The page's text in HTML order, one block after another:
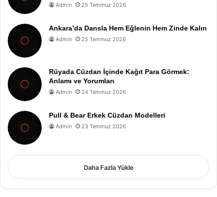
Admin 25 Temmuz 2026
Ankara’da Dansla Hem Eğlenin Hem Zinde Kalın
Admin 25 Temmuz 2026
Rüyada Cüzdan İçinde Kağıt Para Görmek:
Anlamı ve Yorumları
Admin 24 Temmuz 2026
Pull & Bear Erkek Cüzdan Modelleri
Admin 23 Temmuz 2026
Daha Fazla Yükle